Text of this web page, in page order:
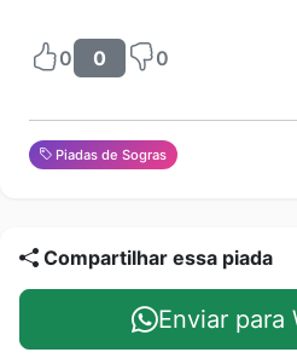
0 0 0
Piadas de Sogras
Compartilhar essa piada
Enviar para